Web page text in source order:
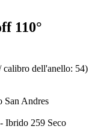
110°
calibro dell'anello: 54)
San Andres
Ibrido 259 Seco